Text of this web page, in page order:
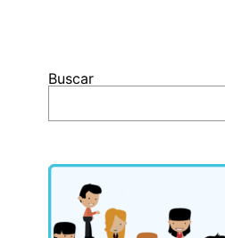
Buscar